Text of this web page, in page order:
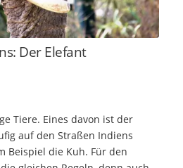
Der Elefant
Tiere. Eines davon ist der
auf den Straßen Indiens
Beispiel die Kuh. Für den